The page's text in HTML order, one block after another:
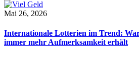
Mai 26, 2026
Internationale Lotterien im Trend:
immer mehr Aufmerksamkeit erhält